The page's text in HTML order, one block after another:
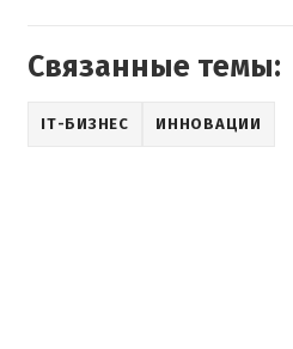
Связанные темы:
IT-БИЗНЕС ИННОВАЦИИ